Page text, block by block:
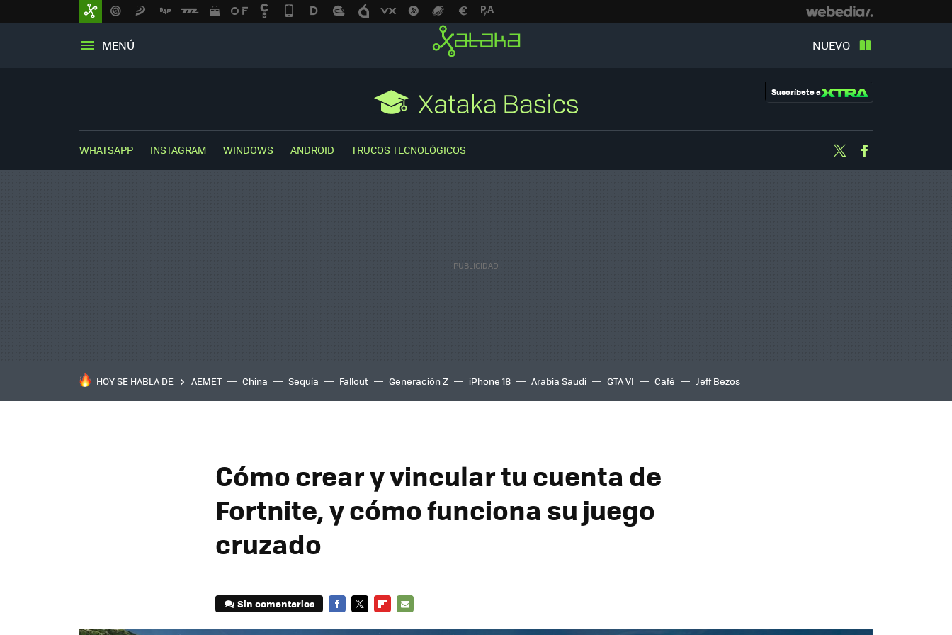
MENÚ NUEVO
Suscríbete a
WHATSAPP INSTAGRAM WINDOWS ANDROID TRUCOS TECNOLÓGICOS Twitter
HOY SE HABLA DE AEMET China Sequía Fallout Generación Z iPhone 18 Arabia Saudí GTA VI Café Jeff Bezos
Cómo crear y vincular tu cuenta de
Fortnite, y cómo funciona su juego
cruzado
Sin comentarios